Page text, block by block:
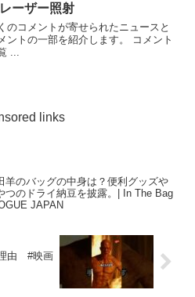
ーザー照射
のコメントが寄せられたニュースと
ントの一部を紹介します。 コメント
...
links
羊のバッグの中身は？便利グッズや
つのドライ納豆を披露。| In The Bag
JAPAN
由 #映画